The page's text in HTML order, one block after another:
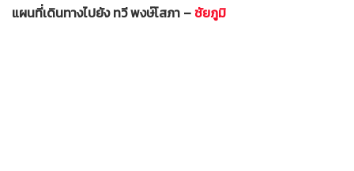
แผนที่เดินทางไปยัง ทวี พงษ์โสภา –ชัยภูมิ